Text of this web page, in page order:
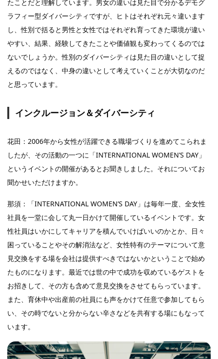
たことだと理解しています。男女の違いは見た目で分かるデモグ
ラフィー型ダイバーシティですが、ヒトはそれぞれ元々違います
し、性別で括ると男性と女性ではそれぞれ育ってきた環境が違い
やすい、結果、経験してきたことや価値観も変わってくるのでは
ないでしょうか。性別のダイバーシティは見た目の違いとして捉
えるのではなく、中身の違いとして考えていくことが大切なのだ
と思っています。
インクルージョン＆ダイバーシティ
花田：2006年から女性が活躍できる職場づくりを進めてこられま
したが、その活動の一つに「INTERNATIONAL WOMEN’S DAY」
というイベントの開催があるとお聞きしました。それについてお
聞かせいただけますか。
那須：「INTERNATIONAL WOMEN’S DAY」は毎年一度、全女性
社員を一堂に会して丸一日かけて開催しているイベントです。女
性社員はいかにしてキャリアを積んでいけばいいのかとか、日々
困っていることやその解消法など、女性特有のテーマについて意
見交換をする場を会社は提供すべきではないかということで始め
たものになります。最近では世の中で成功を収めているゲストを
お招きして、その方も含めて意見交換をさせてもらっています。
また、育休中や出産前の社員にも声をかけて任意で参加してもら
い、その時でないと分からない辛さなどを共有する場にもなって
います。